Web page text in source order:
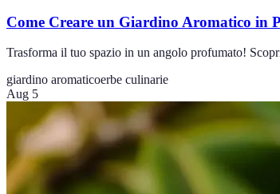
Come Creare un Giardino Aromatico in
Trasforma il tuo spazio in un angolo profumato!
giardino aromaticoerbe culinarie
Aug 5